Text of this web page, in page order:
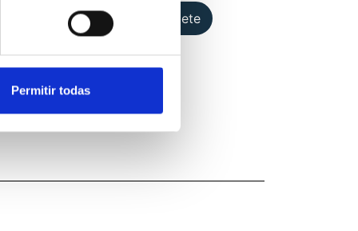
Permitir todas
Inscríbete